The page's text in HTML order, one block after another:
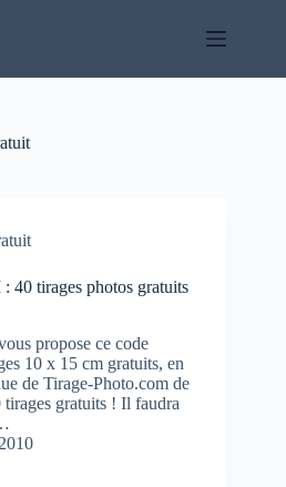
tirages photos gratuits
propose ce code
10 x 15 cm gratuits, en
de Tirage-Photo.com de
gratuits ! Il faudra